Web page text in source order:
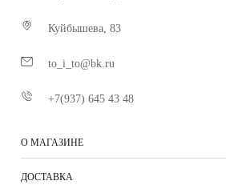
Куйбышева, 83
to_i_to@bk.ru
+7(937) 645 43 48
О МАГАЗИНЕ
ДОСТАВКА